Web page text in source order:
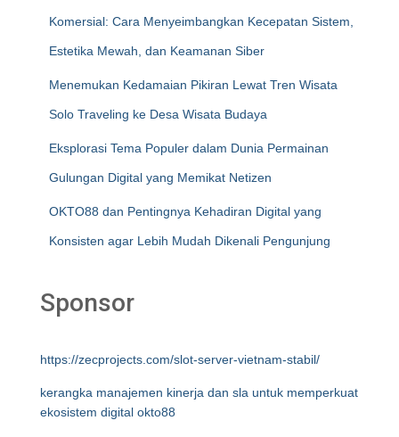
Komersial: Cara Menyeimbangkan Kecepatan Sistem,
Estetika Mewah, dan Keamanan Siber
Menemukan Kedamaian Pikiran Lewat Tren Wisata
Solo Traveling ke Desa Wisata Budaya
Eksplorasi Tema Populer dalam Dunia Permainan
Gulungan Digital yang Memikat Netizen
OKTO88 dan Pentingnya Kehadiran Digital yang
Konsisten agar Lebih Mudah Dikenali Pengunjung
Sponsor
https://zecprojects.com/slot-server-vietnam-stabil/
kerangka manajemen kinerja dan sla untuk memperkuat
ekosistem digital okto88